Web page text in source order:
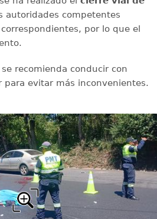
autoridades competentes
por lo que el
recomienda conducir con
para evitar más inconvenientes.